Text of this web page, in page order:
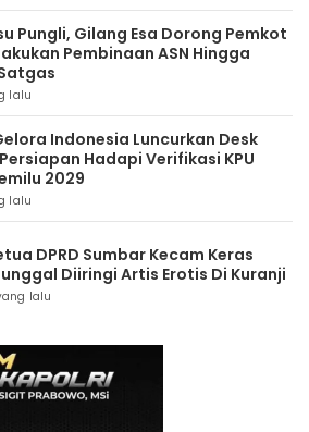
Pungli, Gilang Esa Dorong Pemkot
Pembinaan ASN Hingga
lalu
Indonesia Luncurkan Desk
Hadapi Verifikasi KPU
2029
lalu
DPRD Sumbar Kecam Keras
Diiringi Artis Erotis Di Kuranji
lalu